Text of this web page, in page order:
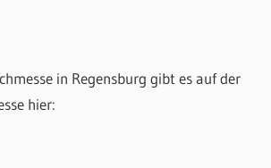
in Regensburg gibt es auf der
hier: